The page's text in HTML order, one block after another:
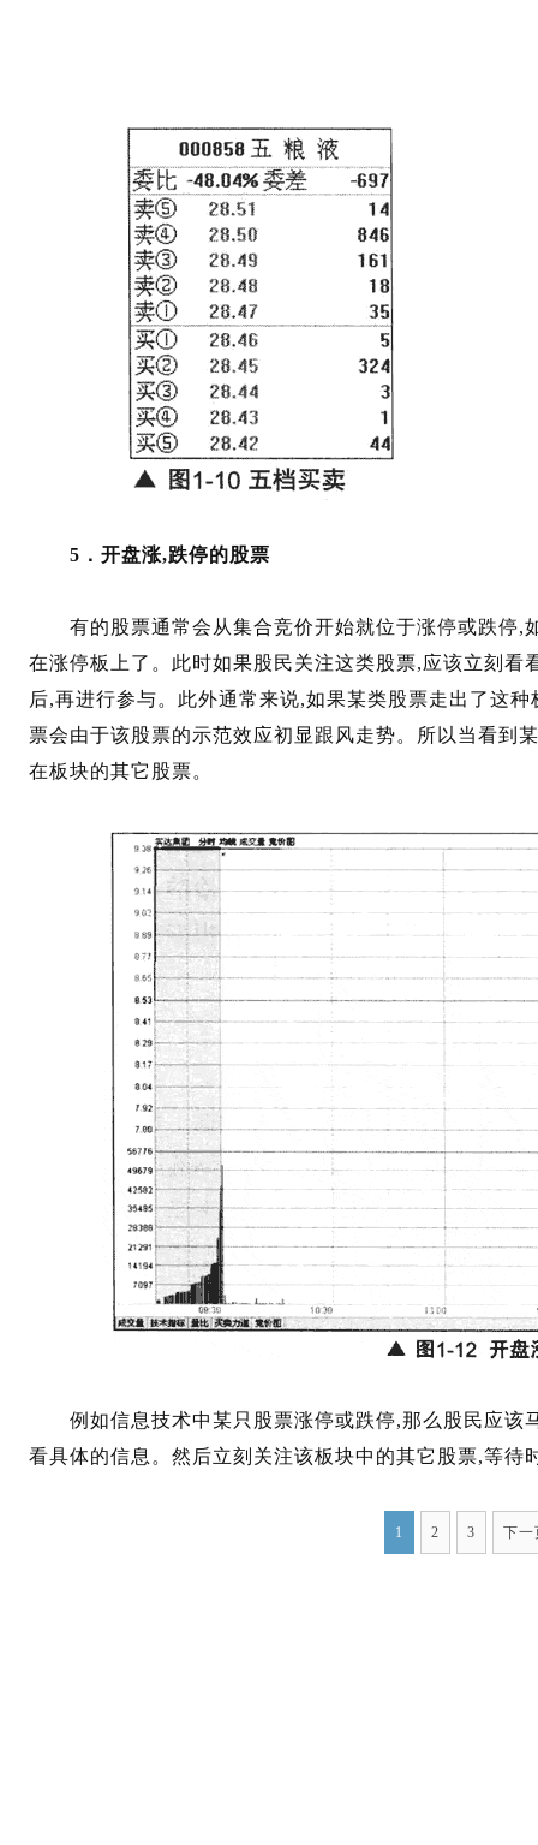
5．开盘涨,跌停的股票
有的股票通常会从集合竞价开始就位于涨停或跌停,
在涨停板上了。此时如果股民关注这类股票,应该立刻看
后,再进行参与。此外通常来说,如果某类股票走出了这
票会由于该股票的示范效应初显跟风走势。所以当看到
在板块的其它股票。
例如信息技术中某只股票涨停或跌停,那么股民应该
看具体的信息。然后立刻关注该板块中的其它股票,等待
1 2 3 下一